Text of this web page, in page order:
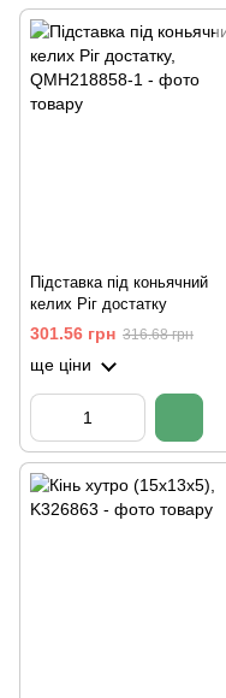
Підставка під коньячний
келих Ріг достатку
301.56 грн 316.68 грн
ще ціни